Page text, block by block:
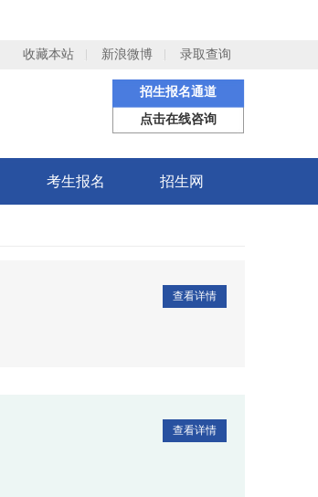
收藏本站 新浪微博 录取查询
招生报名通道
点击在线咨询
考生报名 招生网
查看详情
查看详情